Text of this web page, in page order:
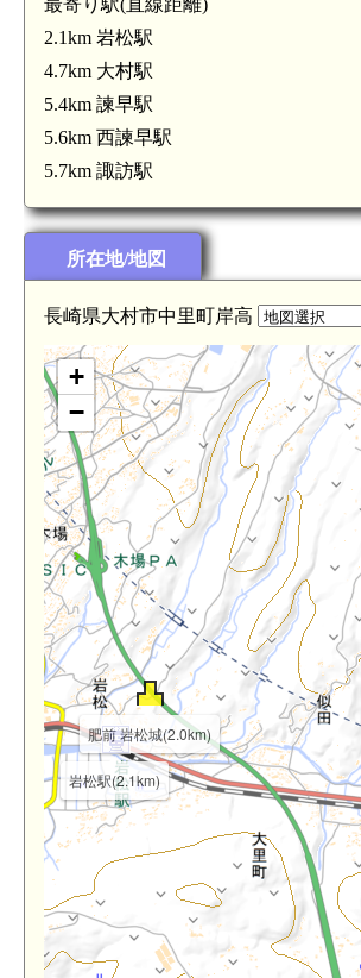
最寄り駅(直線距離)
2.1km 岩松駅
4.7km 大村駅
5.4km 諫早駅
5.6km 西諫早駅
5.7km 諏訪駅
所在地/地図
長崎県大村市中里町岸高
岩松駅(2.1km)
肥前 岩松城(2.0km)
肥前 城の尾城(4.5km)
+
−